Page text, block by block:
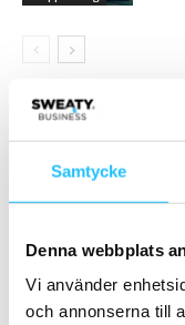
Samtycke
Denna webbplats
Vi använder
och annonserna till
Samarbete
MEST POPULÄRA